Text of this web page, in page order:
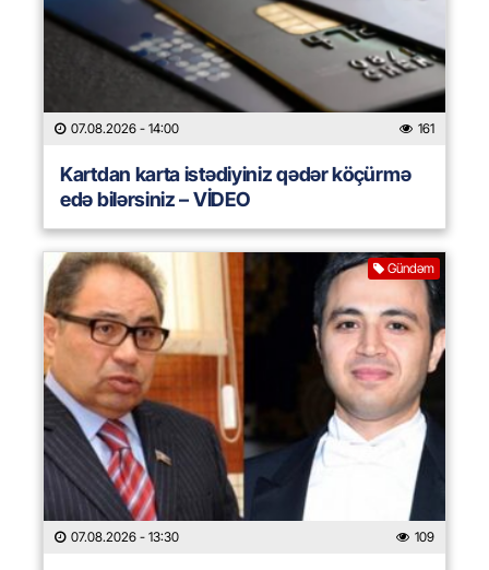
07.08.2026 - 14:00 161
Kartdan karta istədiyiniz qədər köçürmə
edə bilərsiniz – VİDEO
Gündəm
07.08.2026 - 13:30 109